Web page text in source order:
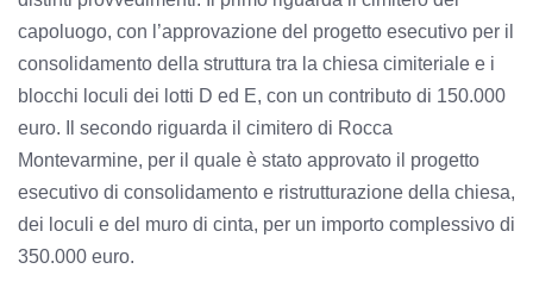
capoluogo, con l’approvazione del progetto esecutivo per il
consolidamento della struttura tra la chiesa cimiteriale e i
blocchi loculi dei lotti D ed E, con un contributo di 150.000
euro. Il secondo riguarda il cimitero di Rocca
Montevarmine, per il quale è stato approvato il progetto
esecutivo di consolidamento e ristrutturazione della chiesa,
dei loculi e del muro di cinta, per un importo complessivo di
350.000 euro.